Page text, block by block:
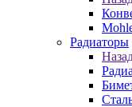
Радиаторы